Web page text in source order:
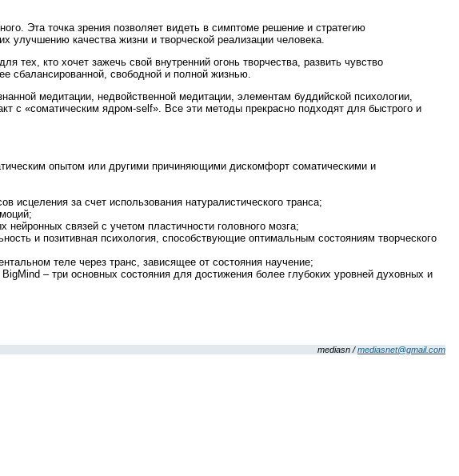
Эта точка зрения позволяет видеть в симптоме решение и стратегию
улучшению качества жизни и творческой реализации человека.
тех, кто хочет зажечь свой внутренний огонь творчества, развить чувство
сбалансированной, свободной и полной жизнью.
медитации, недвойственной медитации, элементам буддийской психологии,
с «соматическим ядром-self». Все эти методы прекрасно подходят для быстрого и
опытом или другими причиняющими дискомфорт соматическими и
исцеления за счет использования натуралистического транса;
связей с учетом пластичности головного мозга;
и позитивная психология, способствующие оптимальным состояниям творческого
теле через транс, зависящее от состояния научение;
– три основных состояния для достижения более глубоких уровней духовных и
mediasn /mediasnet@gmail.com